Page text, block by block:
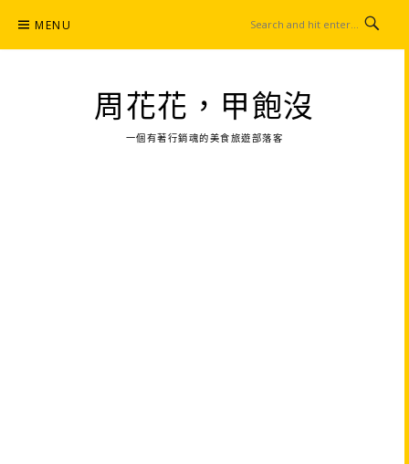
content
MENU
周花花，甲飽沒
一個有著行銷魂的美食旅遊部落客